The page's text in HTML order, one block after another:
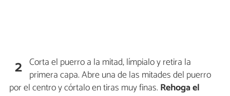
2 Corta el puerro a la mitad, límpialo y retira la
primera capa. Abre una de las mitades del puerro
por el centro y córtalo en tiras muy finas. Rehoga el